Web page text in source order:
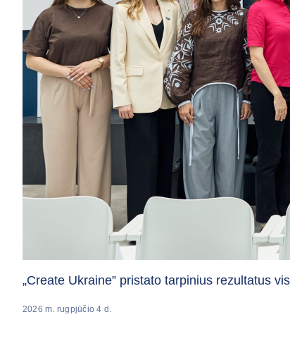
„Create Ukraine” pristato tarpinius rezultatus
2026 m. rugpjūčio 4 d.